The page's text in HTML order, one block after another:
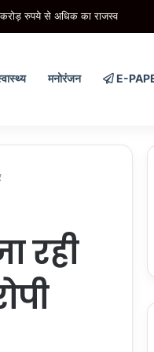
अब मिलेंगे 60 हजार रुपये प्रतिमाह
मनोरंजन E-
रही